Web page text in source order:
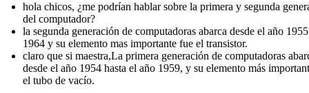
hola chicos, ¿me podrían hablar sobre la primera y segunda
del computador?
la segunda generación de computadoras abarca desde el año
1964 y su elemento mas importante fue el transistor.
claro que si maestra,La primera generación de computadoras
desde el año 1954 hasta el año 1959, y su elemento más
el tubo de vacío.